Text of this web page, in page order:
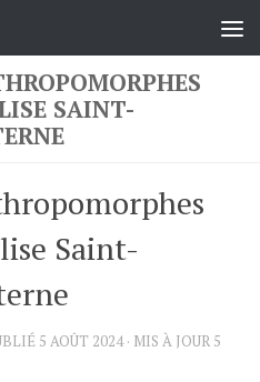
SAINT-
Saint-
5 AOÛT 2024· MIS À JOUR 5